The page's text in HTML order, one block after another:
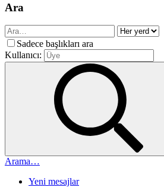
Ara
Sadece başlıkları ara
Kullanıcı:
Arama…
Yeni mesajlar